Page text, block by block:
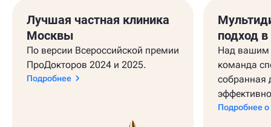
Лучшая частная клиника
Москвы
По версии Всероссийской премии
ПроДокторов 2024 и 2025.
Подробнее
подход
Над вашим
команда
собранная
Подробнее о